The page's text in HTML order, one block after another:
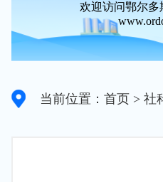
欢迎访问鄂尔
当前位置：首页 > 社